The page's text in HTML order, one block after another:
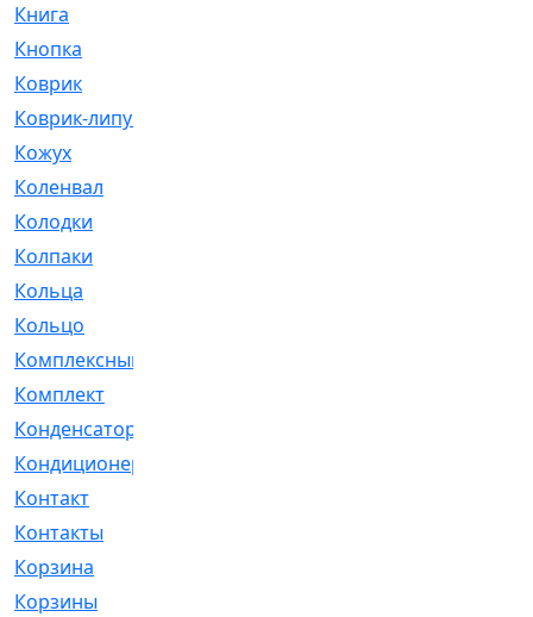
Книга
Кнопка
Коврик
Коврик-липучка
Кожух
Коленвал
Колодки
Колпаки
Кольца
Кольцо
Комплексный
Комплект
Конденсатор
Кондиционер
Контакт
Контакты
Корзина
Корзины